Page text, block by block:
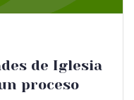
de Iglesia
proceso